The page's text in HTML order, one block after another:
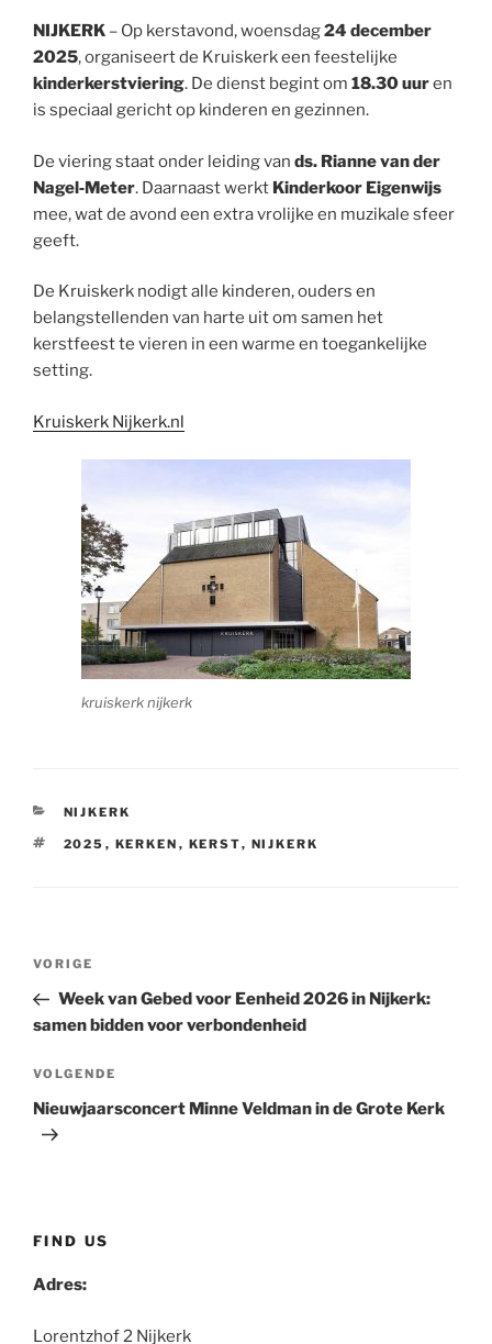
NIJKERK – Op kerstavond, woensdag24 december
2025, organiseert de Kruiskerk een feestelijke
kinderkerstviering. De dienst begint om 18.30 uuren
is speciaal gericht op kinderen en gezinnen.
De viering staat onder leiding van ds. Rianne van der
Nagel‑Meter. Daarnaast werkt Kinderkoor Eigenwijs
mee, wat de avond een extra vrolijke en muzikale sfeer
geeft.
De Kruiskerk nodigt alle kinderen, ouders en
belangstellenden van harte uit om samen het
kerstfeest te vieren in een warme en toegankelijke
setting.
Kruiskerk Nijkerk.nl
kruiskerk nijkerk
CATEGORIEËN
NIJKERK
TAGS
2025 , KERKEN , KERST, NIJKERK
Bericht
Vorig
bericht
VORIGE
Week van Gebed voor Eenheid 2026 in Nijkerk:
samen bidden voor verbondenheid
Volgend
bericht
VOLGENDE
Nieuwjaarsconcert Minne Veldman in de Grote Kerk
FIND US
Adres:
Lorentzhof 2 Nijkerk